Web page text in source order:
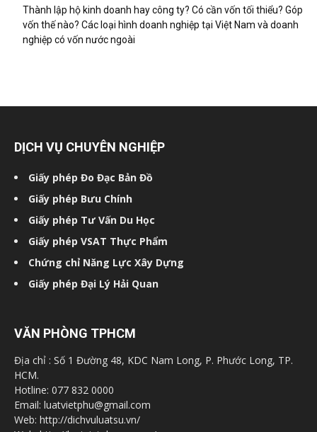
Thành lập hộ kinh doanh hay công ty? Có cần vốn tối thiểu? Góp
vốn thế nào? Các loại hình doanh nghiệp tại Việt Nam và doanh
nghiệp có vốn nước ngoài
DỊCH VỤ CHUYÊN NGHIỆP
Giấy phép Đo Đạc Bản Đồ
Giấy phép Bưu Chính
Giấy phép Tư Vấn Du Học
Giấy phép VSAT Thực Phẩm
Chứng chỉ Năng Lực Xây Dựng
Giấy phép Đại Lý Hải Quan
VĂN PHÒNG TPHCM
Địa chỉ : Số 1 Đường 48, KDC Nam Long, P. Phước Long, TP.
HCM.
Hotline: 077 832 0000
Email: luatvietphu@gmail.com
Web: http://dichvuluatsu.vn/